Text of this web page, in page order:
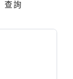
查詢